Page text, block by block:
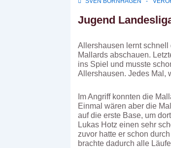
Jugend
Allershausen lernt
Mallards abschauen.
ins Spiel und musste
Allershausen. Jedes Mal,
Im Angriff konnten die
Einmal wären aber die
auf die erste Base, um
Lukas Hotz einen sehr
zuvor hatte er schon
brachte dadurch alle